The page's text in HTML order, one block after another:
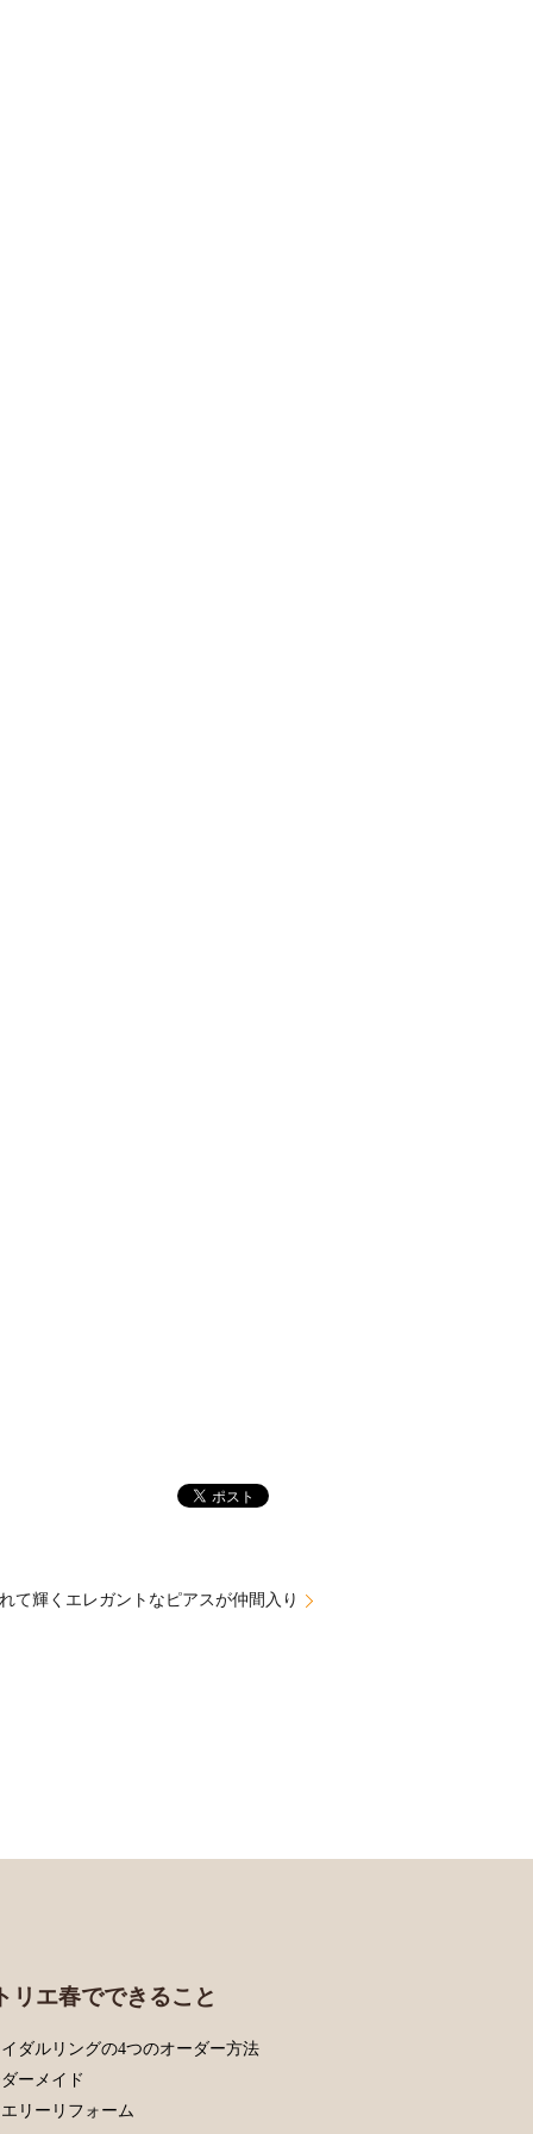
て輝くエレガントなピアスが仲間入り
リエ春でできること
ダルリングの4つのオーダー方法
ーメイド
リーリフォーム